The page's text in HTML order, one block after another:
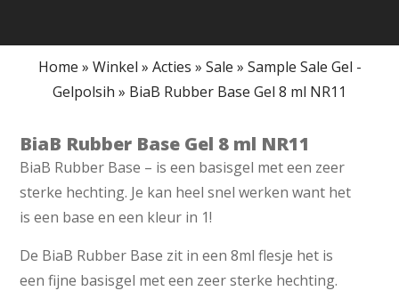
Home » Winkel » Acties » Sale » Sample Sale Gel -
Gelpolsih » BiaB Rubber Base Gel 8 ml NR11
BiaB Rubber Base Gel 8 ml NR11
BiaB Rubber Base – is een basisgel met een zeer
sterke hechting. Je kan heel snel werken want het
is een base en een kleur in 1!
De BiaB Rubber Base zit in een 8ml flesje het is
een fijne basisgel met een zeer sterke hechting.